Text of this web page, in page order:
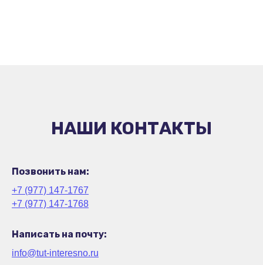
НАШИ КОНТАКТЫ
Позвонить нам:
+7 (977) 147-1767
+7 (977) 147-1768
Написать на почту:
info@tut-interesno.ru